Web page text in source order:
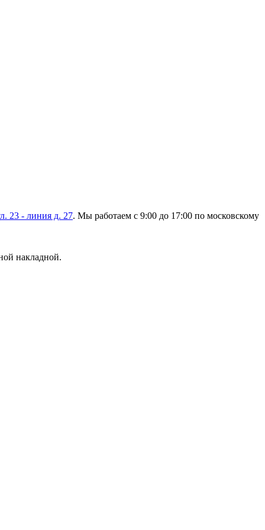
23 - линия д. 27. Мы работаем с 9:00 до 17:00 по московскому
накладной.